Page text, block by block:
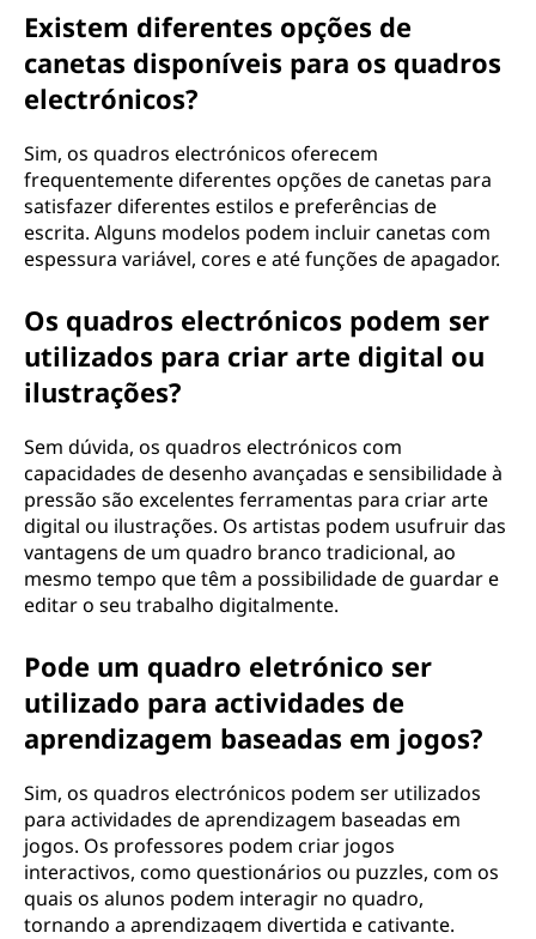
Existem diferentes opções de
canetas disponíveis para os quadros
electrónicos?
Sim, os quadros electrónicos oferecem
frequentemente diferentes opções de canetas para
satisfazer diferentes estilos e preferências de
escrita. Alguns modelos podem incluir canetas com
espessura variável, cores e até funções de apagador.
Os quadros electrónicos podem ser
utilizados para criar arte digital ou
ilustrações?
Sem dúvida, os quadros electrónicos com
capacidades de desenho avançadas e sensibilidade à
pressão são excelentes ferramentas para criar arte
digital ou ilustrações. Os artistas podem usufruir das
vantagens de um quadro branco tradicional, ao
mesmo tempo que têm a possibilidade de guardar e
editar o seu trabalho digitalmente.
Pode um quadro eletrónico ser
utilizado para actividades de
aprendizagem baseadas em jogos?
Sim, os quadros electrónicos podem ser utilizados
para actividades de aprendizagem baseadas em
jogos. Os professores podem criar jogos
interactivos, como questionários ou puzzles, com os
quais os alunos podem interagir no quadro,
tornando a aprendizagem divertida e cativante.